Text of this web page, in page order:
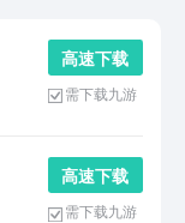
高 速 下 载
需下载九游
高 速 下 载
需下载九游